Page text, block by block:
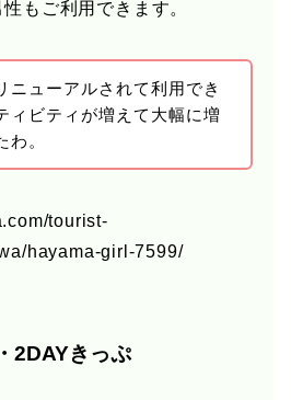
もご利用できます。
ニューアルされて利用でき
ィビティが増えて大幅に増
わ。
tourist-
hayama-girl-7599/
2DAYきっぷ